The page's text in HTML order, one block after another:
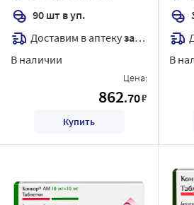
90 шт в уп.
Доставим в аптекузавтра
В наличии
Цена:
862.70₽
Купить
В